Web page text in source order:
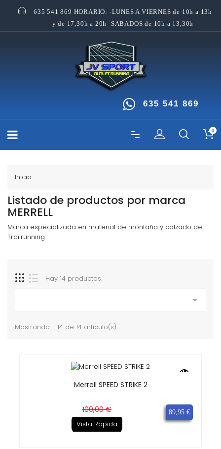
635 541 869 HORARIO: -LUNES A VIERNES de 10h a 13h
y de 17,30h a 20h -SABADOS de 10h a 13,30h
635 541 869
0
Inicio
Listado de productos por marca
MERRELL
Marca especializada en material de montaña y calzado de
Trailrunning
Hay 14 productos.

Mostrando 1-14 de 14 artículo(s)
Merrell SPEED STRIKE 2
Precio
base
100,00 €Precio 89,95 €
Vista Rápida